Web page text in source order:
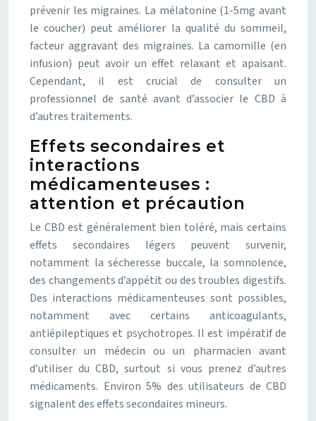
prévenir les migraines. La mélatonine (1-5mg avant
le coucher) peut améliorer la qualité du sommeil,
facteur aggravant des migraines. La camomille (en
infusion) peut avoir un effet relaxant et apaisant.
Cependant, il est crucial de consulter un
professionnel de santé avant d’associer le CBD à
d’autres traitements.
Effets secondaires et
interactions
médicamenteuses :
attention et précaution
Le CBD est généralement bien toléré, mais certains
effets secondaires légers peuvent survenir,
notamment la sécheresse buccale, la somnolence,
des changements d’appétit ou des troubles digestifs.
Des interactions médicamenteuses sont possibles,
notamment avec certains anticoagulants,
antiépileptiques et psychotropes. Il est impératif de
consulter un médecin ou un pharmacien avant
d’utiliser du CBD, surtout si vous prenez d’autres
médicaments. Environ 5% des utilisateurs de CBD
signalent des effets secondaires mineurs.